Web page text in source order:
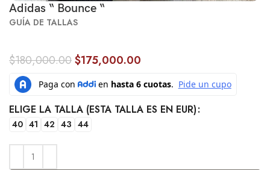
Adidas “ Bounce “
GUÍA DE TALLAS
$180,000.00$175,000.00
ELIGE LA TALLA (ESTA TALLA ES EN EUR)
40 41 42 43 44